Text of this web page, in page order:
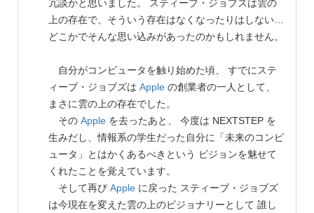
冗談かと思いました。 スティーブ・ジョブズは雲の
上の存在で、そういう存在はなくなったりはしない…
どこかでそんな思い込みがあったのかもしれません。
自分がコンピュータを触り始めた頃、 すでにステ
ィーブ・ジョブズは Apple の創業者の一人として、
まさに雲の上の存在でした。
その Apple を去ったあと、 今度は NEXTSTEP を
生みだし、情報系の学生だった自分に「未来のコンピ
ュータ」とはかくあるべきという ビジョンを魅せて
くれたことを覚えています。
そして再び Apple に戻った スティーブ・ジョブズ
は今現在を変えた雲の上のビジョナリーとして 誰し